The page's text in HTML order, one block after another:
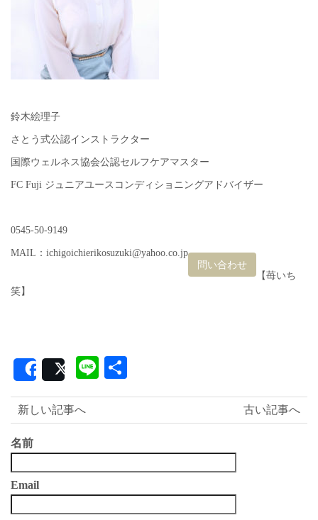
鈴木絵理子
さとう式公認インストラクター
国際ウェルネス協会公認セルフケアマスター
FC Fuji ジュニアユースコンディショニングアドバイザー
0545-50-9149
MAIL：ichigoichierikosuzuki@yahoo.co.jp
問い合わせ
【苺いち
笑】
SharePost Line
有
古い記事へ
新しい記事へ
名前
Email